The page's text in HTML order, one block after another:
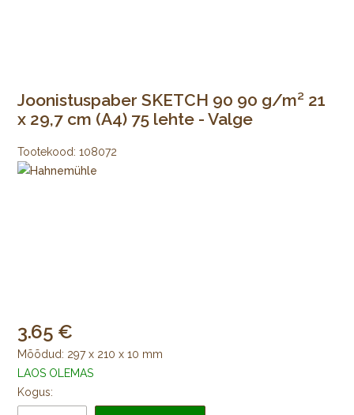
Joonistuspaber SKETCH 90 90 g/m² 21
x 29,7 cm (A4) 75 lehte - Valge
Tootekood: 108072
3.65
Mõõdud: 297 x 210 x 10 mm
LAOS OLEMAS
Kogus: